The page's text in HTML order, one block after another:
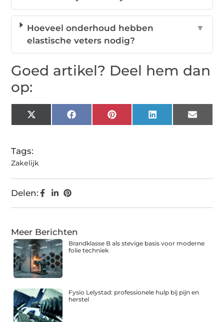
Hoeveel onderhoud hebben
elastische veters nodig?
▼
Goed artikel? Deel hem dan
op:
X
(Twitter)
FacebookPinterestLinkedIn Email
Tags:
Zakelijk
Delen:
Meer Berichten
Brandklasse B als stevige basis voor moderne
folie techniek
Fysio Lelystad: professionele hulp bij pijn en
herstel